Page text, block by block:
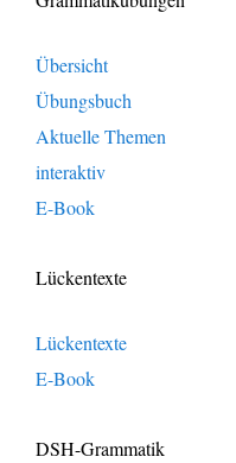
Übersicht
Übungsbuch
Aktuelle Themen
interaktiv
E-Book
Lückentexte
Lückentexte
E-Book
DSH-Grammatik